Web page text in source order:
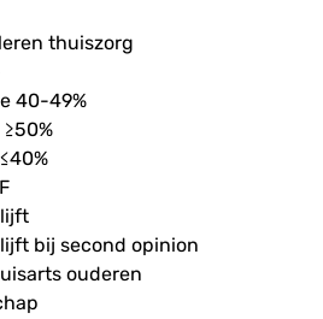
thuiszorg
40-49%
bij second opinion
ouderen